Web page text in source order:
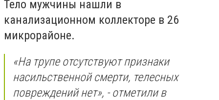
Тело мужчины нашли в
канализационном коллекторе в 26
микрорайоне.
«На трупе отсутствуют признаки
насильственной смерти, телесных
повреждений нет», - отметили в